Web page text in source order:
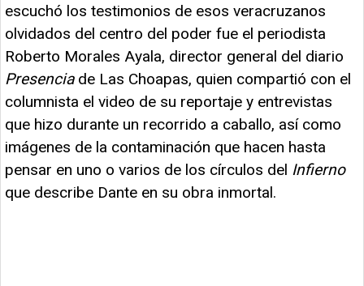
escuchó los testimonios de esos veracruzanos
olvidados del centro del poder fue el periodista
Roberto Morales Ayala, director general del diario
Presencia de Las Choapas, quien compartió con el
columnista el video de su reportaje y entrevistas
que hizo durante un recorrido a caballo, así como
imágenes de la contaminación que hacen hasta
pensar en uno o varios de los círculos del Infierno
que describe Dante en su obra inmortal.